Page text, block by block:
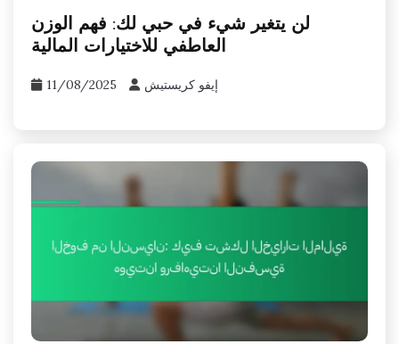
لن يتغير شيء في حبي لك: فهم الوزن
العاطفي للاختيارات المالية
11/08/2025 إيفو كريستيش